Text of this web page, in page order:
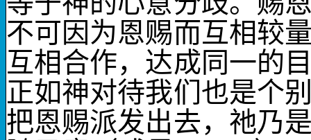
不可因为恩赐而互相较
互相合作，达成同一的
正如神对待我们也是个
把恩赐派发出去，祂乃